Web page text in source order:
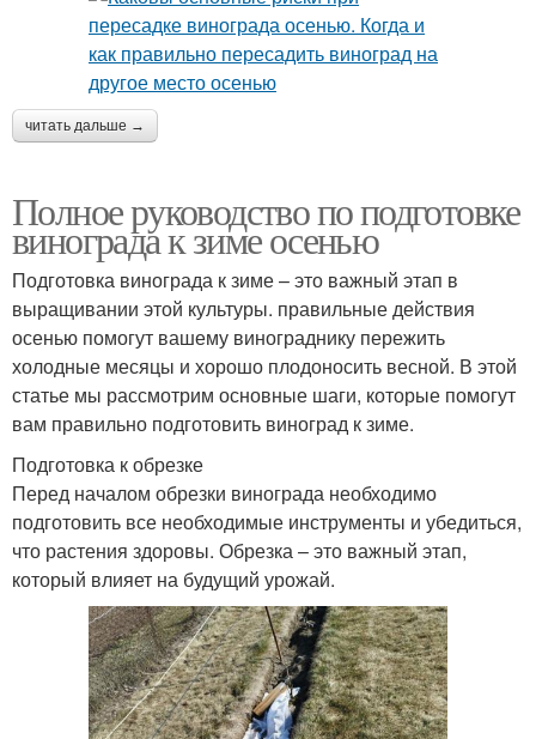
читать дальше →
Полное руководство по подготовке
винограда к зиме осенью
Подготовка винограда к зиме – это важный этап в
выращивании этой культуры. правильные действия
осенью помогут вашему винограднику пережить
холодные месяцы и хорошо плодоносить весной. В этой
статье мы рассмотрим основные шаги, которые помогут
вам правильно подготовить виноград к зиме.
Подготовка к обрезке
Перед началом обрезки винограда необходимо
подготовить все необходимые инструменты и убедиться,
что растения здоровы. Обрезка – это важный этап,
который влияет на будущий урожай.